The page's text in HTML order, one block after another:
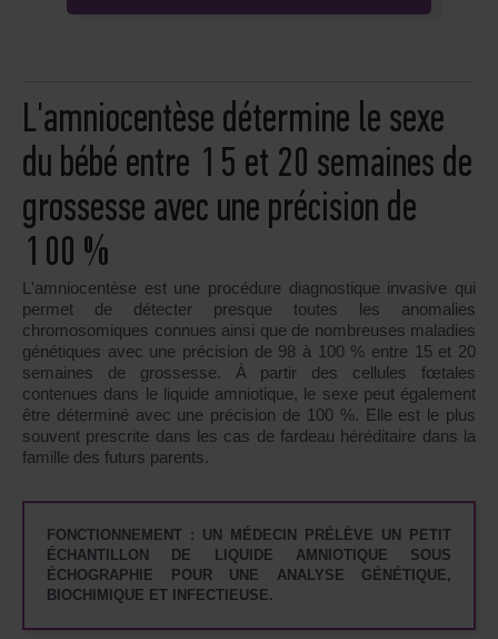
L'amniocentèse détermine le sexe
du bébé entre 15 et 20 semaines de
grossesse avec une précision de
100 %
L'amniocentèse est une procédure diagnostique invasive qui
permet de détecter presque toutes les anomalies
chromosomiques connues ainsi que de nombreuses maladies
génétiques avec une précision de 98 à 100 % entre 15 et 20
semaines de grossesse. À partir des cellules fœtales
contenues dans le liquide amniotique, le sexe peut également
être déterminé avec une précision de 100 %. Elle est le plus
souvent prescrite dans les cas de fardeau héréditaire dans la
famille des futurs parents.
FONCTIONNEMENT : UN MÉDECIN PRÉLÈVE UN PETIT
ÉCHANTILLON DE LIQUIDE AMNIOTIQUE SOUS
ÉCHOGRAPHIE POUR UNE ANALYSE GÉNÉTIQUE,
BIOCHIMIQUE ET INFECTIEUSE.